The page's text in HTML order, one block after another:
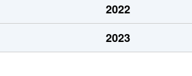
2022
2023